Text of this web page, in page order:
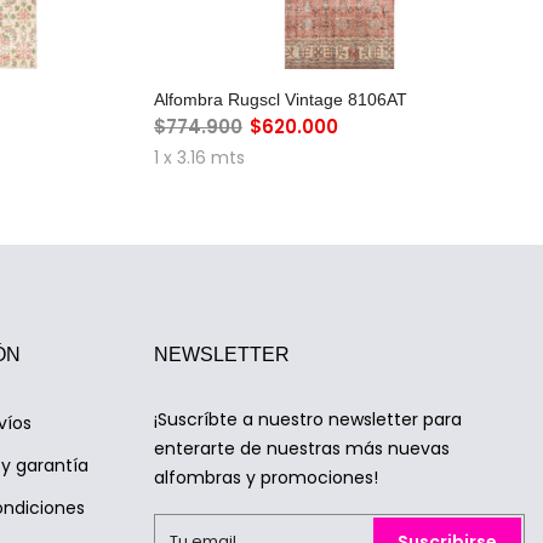
AGREGAR AL CARRO
Alfombra Rugscl Vintage 8106AT
$774.900 $620.000
1 x 3.16 mts
garantía
NEWSLETTER
¡Suscríbte a nuestro newsletter para
enterarte de nuestras más nuevas
alfombras y promociones!